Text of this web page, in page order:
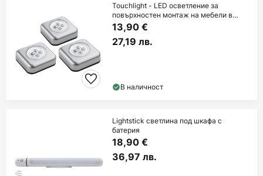
Touchlight - LED осветление за
повърхностен монтаж на мебели в
комплект от
13,90 €
27,19 лв.
В наличност
Lightstick светлина под шкафа с
батерия
18,90 €
36,97 лв.